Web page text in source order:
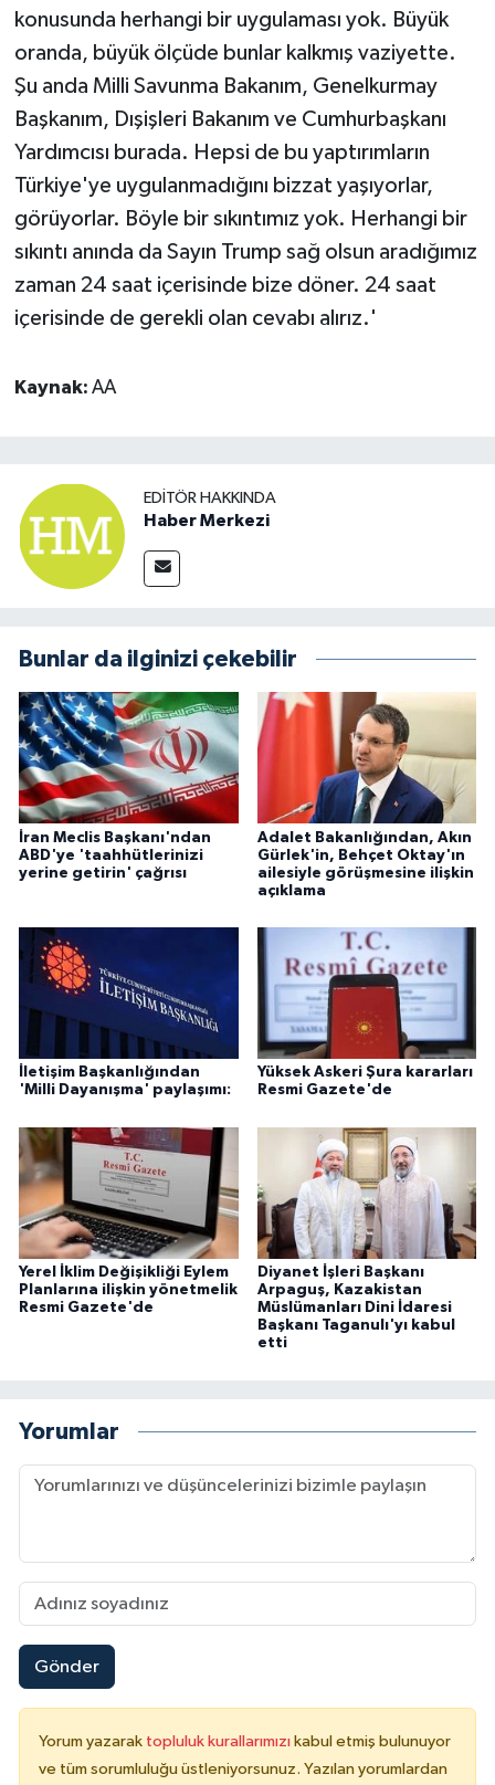
konusunda herhangi bir uygulaması yok. Büyük
oranda, büyük ölçüde bunlar kalkmış vaziyette.
Şu anda Milli Savunma Bakanım, Genelkurmay
Başkanım, Dışişleri Bakanım ve Cumhurbaşkanı
Yardımcısı burada. Hepsi de bu yaptırımların
Türkiye'ye uygulanmadığını bizzat yaşıyorlar,
görüyorlar. Böyle bir sıkıntımız yok. Herhangi bir
sıkıntı anında da Sayın Trump sağ olsun aradığımız
zaman 24 saat içerisinde bize döner. 24 saat
içerisinde de gerekli olan cevabı alırız.'
Kaynak: AA
EDITÖR HAKKINDA
Haber Merkezi
Bunlar da ilginizi çekebilir
İran Meclis Başkanı'ndan
ABD'ye 'taahhütlerinizi
yerine getirin' çağrısı
Adalet Bakanlığından, Akın
Gürlek'in, Behçet Oktay'ın
ailesiyle görüşmesine ilişkin
açıklama
İletişim Başkanlığından
'Milli Dayanışma' paylaşımı:
Yüksek Askeri Şura kararları
Resmi Gazete'de
Yerel İklim Değişikliği Eylem
Planlarına ilişkin yönetmelik
Resmi Gazete'de
Diyanet İşleri Başkanı
Arpaguş, Kazakistan
Müslümanları Dini İdaresi
Başkanı Taganulı'yı kabul
etti
Yorumlar
Gönder
Yorum yazarak topluluk kurallarımızı kabul etmiş bulunuyor
ve tüm sorumluluğu üstleniyorsunuz. Yazılan yorumlardan